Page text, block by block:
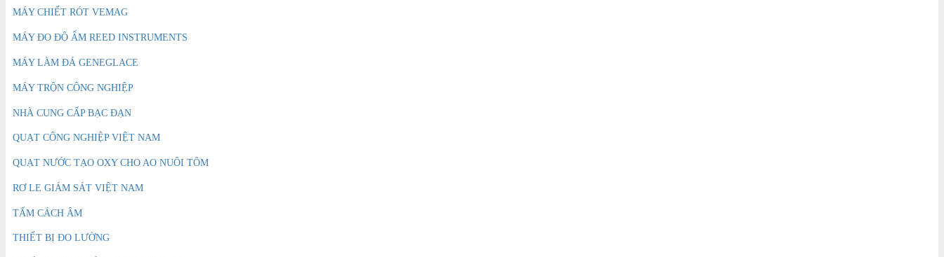
MÁY CHIẾT RÓT VEMAG
MÁY ĐO ĐỘ ẨM REED INSTRUMENTS
MÁY LÀM ĐÁ GENEGLACE
MÁY TRỘN CÔNG NGHIỆP
NHÀ CUNG CẤP BẠC ĐẠN
QUẠT CÔNG NGHIỆP VIỆT NAM
QUẠT NƯỚC TẠO OXY CHO AO NUÔI TÔM
RƠ LE GIÁM SÁT VIỆT NAM
TẤM CÁCH ÂM
THIẾT BỊ ĐO LƯỜNG